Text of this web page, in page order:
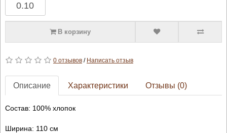
В корзину
0 отзывов/ Написать отзыв
Описание Характеристики Отзывы (0)
Состав: 100% хлопок
Ширина: 110 см